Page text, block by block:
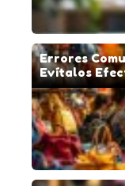
Errores
Evítalos